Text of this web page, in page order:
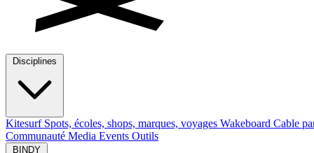
Kitesurf Spots, écoles, shops, marques, voyages Wakeboard Cable
Communauté Media Events Outils